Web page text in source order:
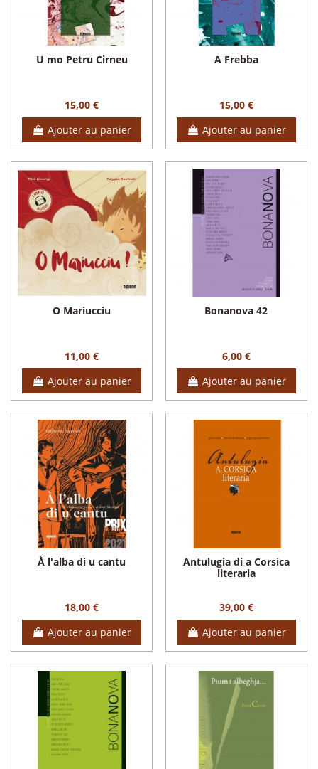
U mo Petru Cirneu
15,00 €
Ajouter au panier
A Frebba
15,00 €
Ajouter au panier
O Mariucciu
11,00 €
Ajouter au panier
Bonanova 42
6,00 €
Ajouter au panier
À l'alba di u cantu
18,00 €
Ajouter au panier
Antulugia di a Corsica
literaria
39,00 €
Ajouter au panier